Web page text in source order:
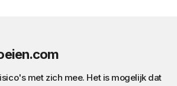
met zich mee. Het is mogelijk dat